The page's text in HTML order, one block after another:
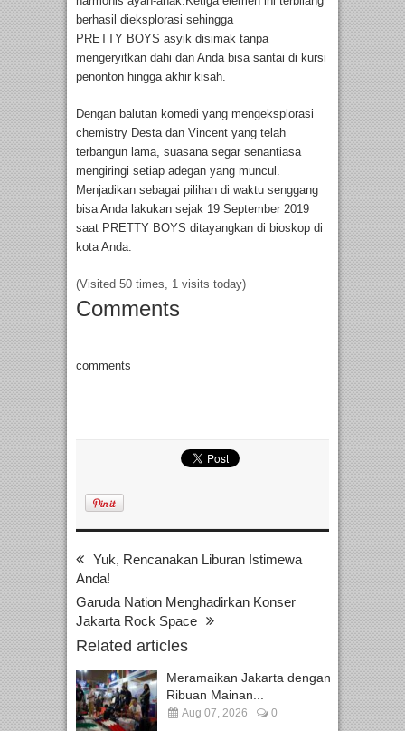
berhasil dieksplorasi sehingga
PRETTY BOYS asyik disimak tanpa
mengeryitkan dahi dan Anda bisa santai di kursi
penonton hingga akhir kisah.
Dengan balutan komedi yang mengeksplorasi
chemistry Desta dan Vincent yang telah
terbangun lama, suasana segar senantiasa
mengiringi setiap adegan yang muncul.
Menjadikan sebagai pilihan di waktu senggang
bisa Anda lakukan sejak 19 September 2019
saat PRETTY BOYS ditayangkan di bioskop di
kota Anda.
(Visited 50 times, 1 visits today)
Comments
comments
Yuk, Rencanakan Liburan Istimewa
Anda!
Garuda Nation Menghadirkan Konser
Jakarta Rock Space
Related articles
Meramaikan Jakarta dengan
Ribuan Mainan...
Aug 07, 2026 0